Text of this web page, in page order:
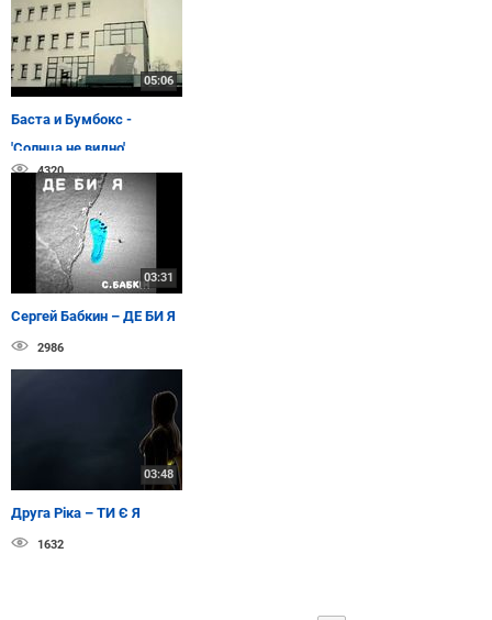
05:06
Баста и Бумбокс -
'Солнца не видно'
4320
03:31
Сергей Бабкин – ДЕ БИ Я
2986
03:48
Друга Ріка – ТИ Є Я
1632